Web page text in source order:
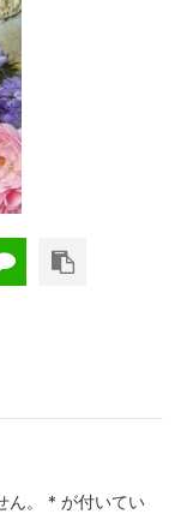
。 * が付いてい